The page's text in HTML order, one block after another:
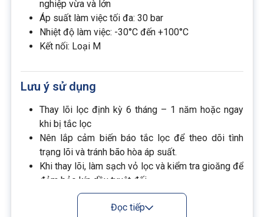
nghiệp vừa và lớn
Áp suất làm việc tối đa: 30 bar
Nhiệt độ làm việc: -30°C đến +100°C
Kết nối: Loại M
Lưu ý sử dụng
Thay lõi lọc định kỳ 6 tháng – 1 năm hoặc ngay
khi bị tắc lọc
Nên lắp cảm biến báo tắc lọc để theo dõi tình
trạng lõi và tránh bão hòa áp suất.
Khi thay lõi, làm sạch vỏ lọc và kiểm tra gioăng để
đảm bảo kín dầu tuyệt đối.
Đọc tiếp